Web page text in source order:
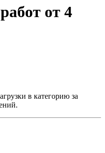
от 4
в категорию за